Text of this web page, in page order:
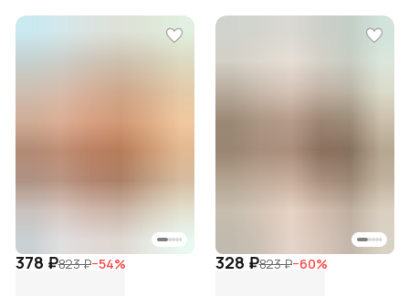
378 ₽823 ₽−54% 328 ₽823 ₽−60%